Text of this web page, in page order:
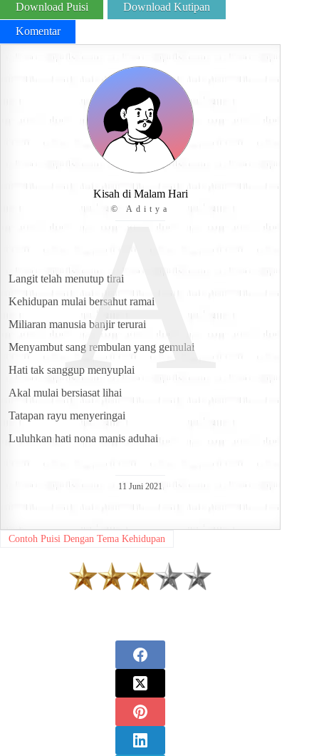
Download Puisi Download Kutipan
Komentar
A
Kisah di Malam Hari
© Aditya
Langit telah menutup tirai
Kehidupan mulai bersahut ramai
Miliaran manusia banjir terurai
Menyambut sang rembulan yang gemulai
Hati tak sanggup menyuplai
Akal mulai bersiasat lihai
Tatapan rayu menyeringai
Luluhkan hati nona manis aduhai
11 Juni 2021
Contoh Puisi Dengan Tema Kehidupan